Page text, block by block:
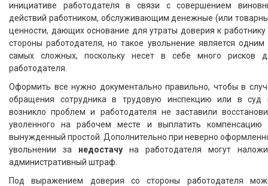
инициативе работодателя в связи с совершением
действий работником, обслуживающим денежные (или
ценности, дающих основание для утраты доверия к работнику
стороны работодателя, но такое увольнение является одним
самых сложных, поскольку несет в себе много рисков
работодателя.
Оформить все нужно документально правильно, чтобы в
обращения сотрудника в трудовую инспекцию или в суд
возникло проблем и работодателя не заставили
уволенного на рабочем месте и выплатить компенсацию
вынужденный простой. Дополнительно при неверно
увольнении за недостачу на работодателя могут
административный штраф.
Под выражением доверия со стороны работодателя